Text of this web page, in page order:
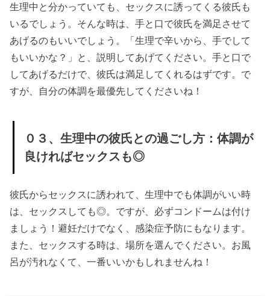
生理中と分かっていても、セックスに誘ってくる彼氏も
いるでしょう。そんな時は、手と口で彼氏を満足させて
あげるのもいいでしょう。「生理で辛いから、手でして
もいいかな？」と、説明してあげてください。手と口で
してあげるだけで、彼氏は満足してくれるはずです。で
すが、自分の体調を最優先してくださいね！
０３、生理中の彼氏との過ごし方：体調が
良ければセックスも◎
彼氏からセックスに誘われて、生理中でも体調がいい時
は、セックスしても◎。ですが、必ずコンドームは付け
ましょう！避妊だけでなく、感染症予防にもなります。
また、セックスする時は、場所を選んでください。お風
呂が汚れなくて、一番いいかもしれませんね！